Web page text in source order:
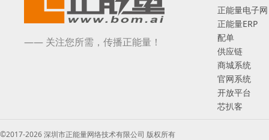
—— 关注您所需，传播正能量！
正能量电子网
正能量ERP
配单
供应链
商城系统
官网系统
开放平台
芯扒客
©2017-2026 深圳市正能量网络技术有限公司 版权所有